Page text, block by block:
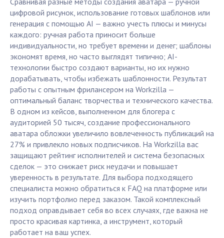
цифровой рисунок, использование готовых шаблонов или
генерация с помощью AI — важно учесть плюсы и минусы
каждого: ручная работа приносит больше
индивидуальности, но требует времени и денег; шаблоны
экономят время, но часто выглядят типично; AI-
технологии быстро создают варианты, но их нужно
дорабатывать, чтобы избежать шаблонности. Результат
работы с опытным фрилансером на Workzilla —
оптимальный баланс творчества и технического качества.
В одном из кейсов, выполненном для блогера с
аудиторией 50 тысяч, создание профессионального
аватара обложки увеличило вовлеченность публикаций на
27% и привлекло новых подписчиков. На Workzilla вас
защищают рейтинг исполнителей и система безопасных
сделок — это снижает риск неудачи и повышает
уверенность в результате. Для выбора подходящего
специалиста можно обратиться к FAQ на платформе или
изучить портфолио перед заказом. Такой комплексный
подход оправдывает себя во всех случаях, где важна не
просто красивая картинка, а инструмент, который
работает на ваш успех.